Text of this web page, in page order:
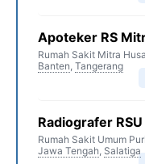
Apoteker RS
Rumah Sakit Mitra
Banten, Tangerang
Radiografer
Rumah Sakit Umum
Jawa Tengah, Salatiga